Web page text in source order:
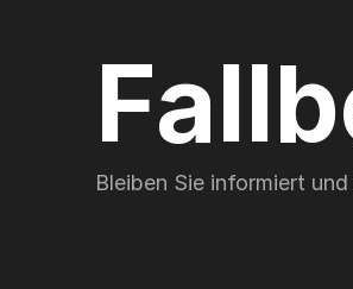
Bleiben Sie informiert